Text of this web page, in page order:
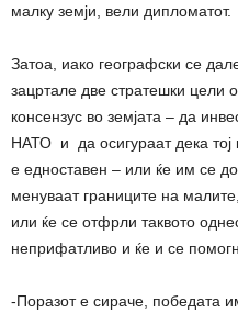
малку земји, вели дипломатот.
Затоа, иако географски се
зацртале две стратешки цели
консензус во земјата – да
НАТО и да осигураат дека тој
е едноставен – или ќе им се
менуваат границите на
или ќе се отфрли таквото
неприфатливо и ќе и се
-Поразот е сираче, победата